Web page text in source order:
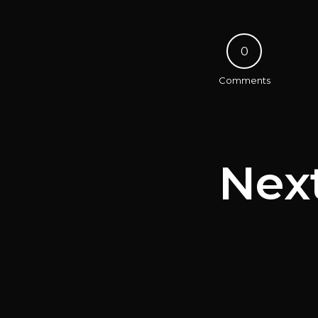
0
Comments